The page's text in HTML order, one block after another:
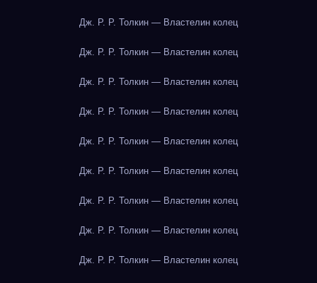
Дж. Р. Р. Толкин — Властелин колец
Дж. Р. Р. Толкин — Властелин колец
Дж. Р. Р. Толкин — Властелин колец
Дж. Р. Р. Толкин — Властелин колец
Дж. Р. Р. Толкин — Властелин колец
Дж. Р. Р. Толкин — Властелин колец
Дж. Р. Р. Толкин — Властелин колец
Дж. Р. Р. Толкин — Властелин колец
Дж. Р. Р. Толкин — Властелин колец